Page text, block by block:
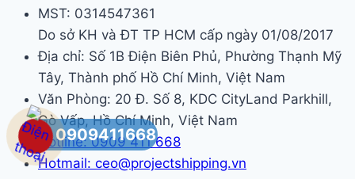
MST: 0314547361
Do sở KH và ĐT TP HCM cấp ngày 01/08/2017
Địa chỉ: Số 1B Điện Biên Phủ, Phường Thạnh Mỹ
Tây, Thành phố Hồ Chí Minh, Việt Nam
Văn Phòng: 20 Đ. Số 8, KDC CityLand Parkhill,
Gò Vấp, Hồ Chí Minh, Việt Nam
Hotline: 0909 411 668
Hotmail: ceo@projectshipping.vn
0909411668